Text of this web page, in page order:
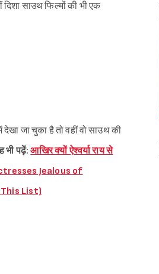
साउथ फिल्मों की भी एक
जा चुका है तो वहीं वो साउथ की
भी पढ़ें:आखिर क्यों ऐश्वर्या राय से
Jealous of
List)